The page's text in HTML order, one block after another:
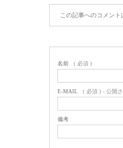
この記事へのコメント
名前 ( 必須 )
E-MAIL ( 必須 ) - 公開
備考